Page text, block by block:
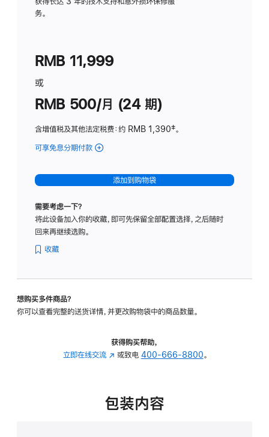
务。
RMB 11,999
或
RMB 500/月 (24 期)
含增值税及其他法定税费：约 RMB 1,390脚
‡。
可享免息分期付款 (Studio
-
标
璃
转
的
添加到购物袋
需要考虑一下？
将此设备加入你的收藏，即可先保留全部配置选择，之后随时
回来再继续选购。
收藏
想购买多件商品？
你可以查看完整的送货详情，并更改购物袋中的商品数量。
获得购买帮助，
立即在线交流 (在
中
或致电 400-666-8800。
包装内容